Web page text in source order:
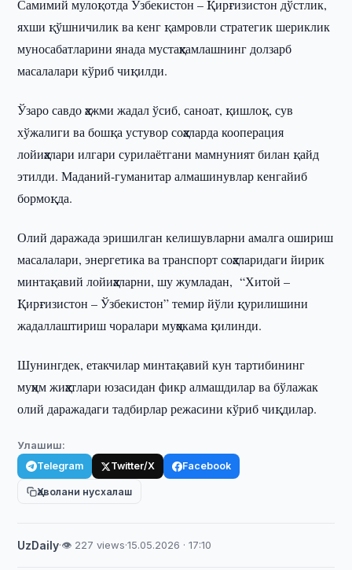
Самимий мулоқотда Ўзбекистон – Қирғизистон дўстлик,
яхши қўшничилик ва кенг қамровли стратегик шериклик
муносабатларини янада мустаҳкамлашнинг долзарб
масалалари кўриб чиқилди.
Ўзаро савдо ҳажми жадал ўсиб, саноат, қишлоқ, сув
хўжалиги ва бошқа устувор соҳаларда кооперация
лойиҳалари илгари сурилаётгани мамнуният билан қайд
этилди. Маданий-гуманитар алмашинувлар кенгайиб
бормоқда.
Олий даражада эришилган келишувларни амалга ошириш
масалалари, энергетика ва транспорт соҳаларидаги йирик
минтақавий лойиҳаларни, шу жумладан, “Хитой –
Қирғизистон – Ўзбекистон” темир йўли қурилишини
жадаллаштириш чоралари муҳокама қилинди.
Шунингдек, етакчилар минтақавий кун тартибининг
муҳим жиҳатлари юзасидан фикр алмашдилар ва бўлажак
олий даражадаги тадбирлар режасини кўриб чиқдилар.
Улашиш:
Telegram Twitter/X Facebook
Ҳаволани нусхалаш
UzDaily·👁 227 views·15.05.2026 · 17:10